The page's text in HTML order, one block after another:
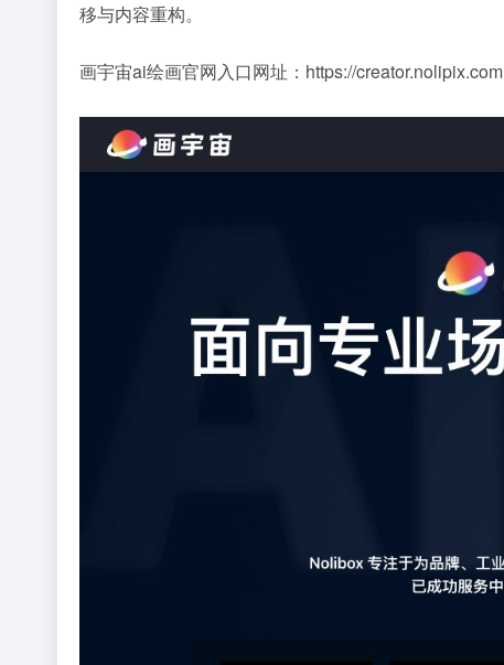
移与内容重构。
画宇宙ai绘画官网入口网址：https://creator.nolipix.com